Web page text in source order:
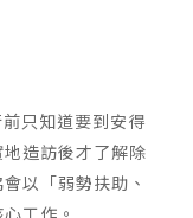
只知道要到安得
造訪後才了解除
以「弱勢扶助、
工作。